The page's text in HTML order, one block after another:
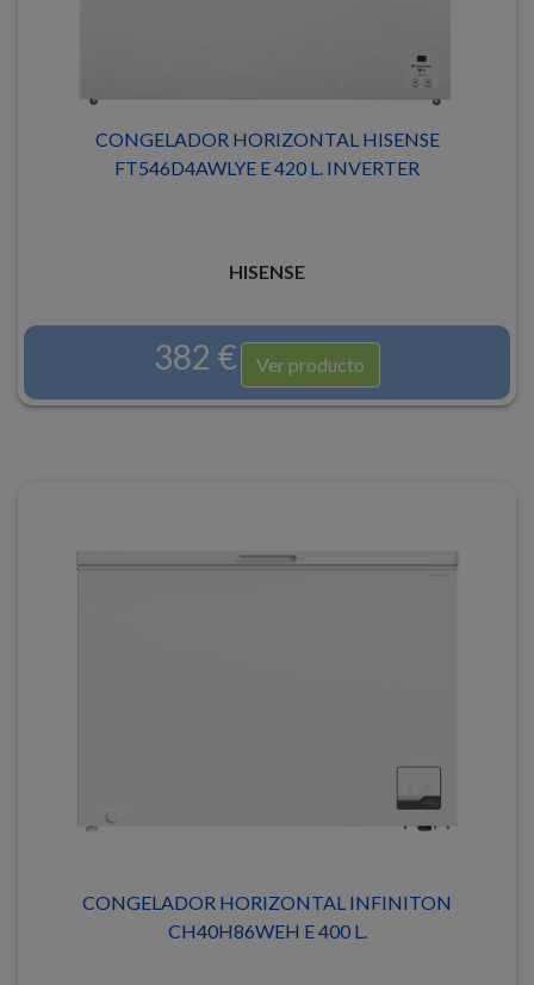
CONGELADOR HORIZONTAL HISENSE
FT546D4AWLYE E 420 L. INVERTER
HISENSE
382 € Ver producto
CONGELADOR HORIZONTAL INFINITON
CH40H86WEH E 400 L.